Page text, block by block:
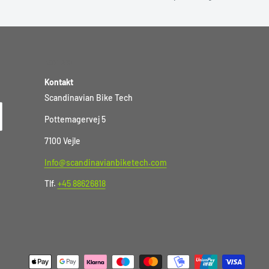
Kontakt
Scandinavian Bike Tech
Pottemagervej 5
7100 Vejle
Info@scandinavianbiketech.com
Tlf. +45 88626818